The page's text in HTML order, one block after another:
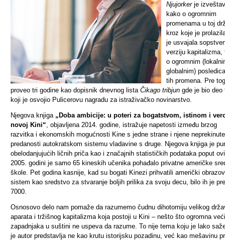
Njujorkerje
kako o ogromnim
promenama u toj
kroz koje je
je usvajala
verziju kapitalizma,
o ogromnim
globalnim)
tih promena. Pre
proveo tri godine kao dopisnik dnevnog lista Čikago tribjun gde je bio deo
koji je osvojio Pulicerovu nagradu za istraživačko novinarstvo.
Njegova knjiga „Doba ambicije: u poteri za bogatstvom, istinom i
novoj Kini“, objavljena 2014. godine, istražuje napetosti između brzog
razvitka i ekonomskih mogućnosti Kine s jedne strane i njene neprekinute
predanosti autokratskom sistemu vladavine s druge. Njegova knjiga je
obelodanjujućih ličnih priča kao i značajnih statističkih podataka poput
2005. godini je samo 65 kineskih učenika pohađalo privatne američke
škole. Pet godina kasnije, kad su bogati Kinezi prihvatili američki
sistem kao sredstvo za stvaranje boljih prilika za svoju decu, bilo ih je
7000.
Osnosovo delo nam pomaže da razumemo čudnu dihotomiju velikog
aparata i tržišnog kapitalizma koja postoji u Kini – nešto što ogromna
zapadnjaka u suštini ne uspeva da razume. To nije tema koju je lako
je autor predstavlja ne kao krutu istorijsku pozadinu, već kao mešavinu